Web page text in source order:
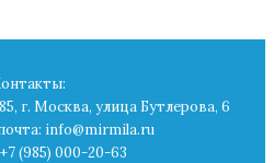
г. Москва, улица Бутлерова, 6
info@mirmila.ru
(985) 000-20-63